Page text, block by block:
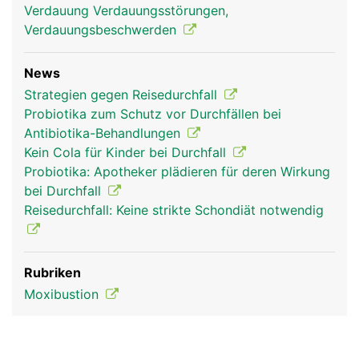
Verdauung Verdauungsstörungen,
Verdauungsbeschwerden
News
Strategien gegen Reisedurchfall
Probiotika zum Schutz vor Durchfällen bei
Antibiotika-Behandlungen
Kein Cola für Kinder bei Durchfall
Probiotika: Apotheker plädieren für deren Wirkung
bei Durchfall
Reisedurchfall: Keine strikte Schondiät notwendig
Rubriken
Moxibustion